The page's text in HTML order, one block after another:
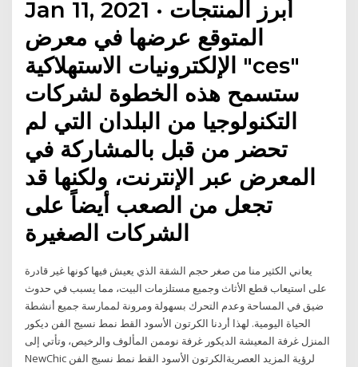
Jan 11, 2021 · أبرز المنتجات
المتوقع عرضها في معرض
الإلكترونيات الاستهلاكية "ces"
ستسمح هذه الخطوة لشركات
التكنولوجيا من البلدان التي لم
تحضر من قبل بالمشاركة في
المعرض عبر الإنترنت، ولكنها قد
تجعل من الصعب أيضاً على
الشركات الصغيرة
يعاني الكثير منا من صغر حجم الشقة الذي يعيش فيها كونها غير قادرة
على استيعاب قطع الأثاث وجميع مستلزمات البيت، مما يسبب في حدوث
ضيق في المساحة وعدم التحرك بسهولة ومرونة لممارسة جميع أنشطة
الحياة اليومية. لهذا أردنا الكرتون الأسود القط نمط نسيج الفن ديكور
المنزل غرفة المعيشة الديكور غرفة نوممن المألوف والرخيص، وتأتي إلى
NewChic لرؤية المزيد العصريةالكرتون الأسود القط نمط نسيج الفن